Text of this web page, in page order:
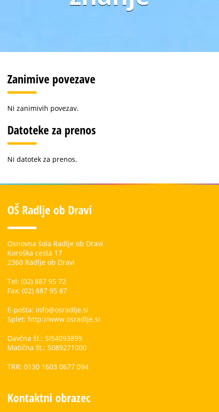
Zanimive povezave
Ni zanimivih povezav.
Datoteke za prenos
Ni datotek za prenos.
OŠ Radlje ob Dravi
Osnovna šola Radlje ob Dravi
Koroška cesta 17
2360 Radlje ob Dravi
Tel: (02) 887 95 72
Fax: (02) 887 95 87
E-pošta: info@osradlje.si
Splet: http://www.osradlje.si
Davčna št.: SI54093899
Matična št.: 5089271000
TRR: 0130 1603 0677 094
Kontaktni obrazec